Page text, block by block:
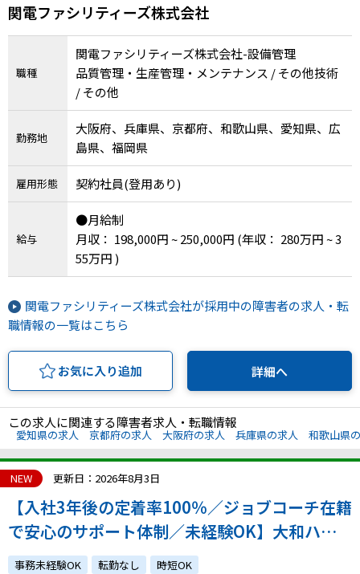
関電ファシリティーズ株式会社
職種
関電ファシリティーズ株式会社-設備管理
品質管理・生産管理・メンテナンス / その他技術
/ その他
勤務地
大阪府、兵庫県、京都府、和歌山県、愛知県、広
島県、福岡県
雇用形態 契約社員(登用あり)
給与
●月給制
月収： 198,000円 ~ 250,000円 (年収： 280万円 ~ 3
55万円 )
関電ファシリティーズ株式会社が採用中の障害者の求人・転
職情報の一覧はこちら
お気に入り追加 詳細へ
この求人に関連する障害者求人・転職情報
愛知県の求人 京都府の求人 大阪府の求人 兵庫県の求人 和歌山県
NEW 更新日：2026年8月3日
【入社3年後の定着率100％／ジョブコーチ在籍
で安心のサポート体制／未経験OK】大和ハウ
スグループの特例子会社で一般事務を募集！
事務未経験OK 転勤なし 時短OK